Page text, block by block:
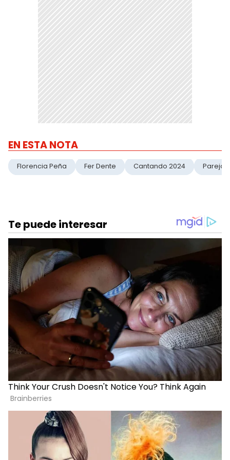
EN ESTA NOTA
Florencia Peña Fer Dente Cantando 2024 Parejas